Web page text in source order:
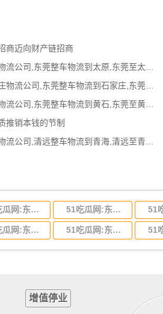
商迈向财产链招商
51吃瓜网:东莞到太原物流公司,东莞整车物流到太原,东莞至太原物流专线 - 天南
51吃瓜网:东莞到石家庄物流公司,东莞整车物流到石家庄,东莞至石家庄物流专线
51吃瓜网:东莞到黄石物流公司,东莞整车物流到黄石,东莞至黄石物流专线 - 天南
推销本钱的节制
51吃瓜网:东莞到湖南省物流专线,东莞到湖南省物流公司 51吃瓜网:东莞到河北省物流专线,东莞到河北省物流公司
51吃瓜网:东莞到安徽省物流专线,东莞到安徽省物流公司 51吃瓜网:东莞到山东省物流专线,东莞到山东省物流公司
增值停业